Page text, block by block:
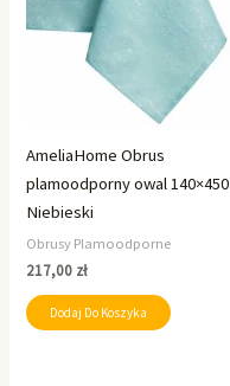
AmeliaHome Obrus
plamoodporny owal 140×450
Niebieski
Obrusy Plamoodporne
217,00 zł
Dodaj Do Koszyka